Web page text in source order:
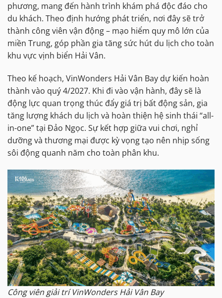
phương, mang đến hành trình khám phá độc đáo cho
du khách. Theo định hướng phát triển, nơi đây sẽ trở
thành công viên vận động – mạo hiểm quy mô lớn của
miền Trung, góp phần gia tăng sức hút du lịch cho toàn
khu vực vịnh biển Hải Vân.
Theo kế hoạch, VinWonders Hải Vân Bay dự kiến hoàn
thành vào quý 4/2027. Khi đi vào vận hành, đây sẽ là
động lực quan trọng thúc đẩy giá trị bất động sản, gia
tăng lượng khách du lịch và hoàn thiện hệ sinh thái “all-
in-one” tại Đảo Ngọc. Sự kết hợp giữa vui chơi, nghỉ
dưỡng và thương mại được kỳ vọng tạo nên nhịp sống
sôi động quanh năm cho toàn phân khu.
Công viên giải trí VinWonders Hải Vân Bay